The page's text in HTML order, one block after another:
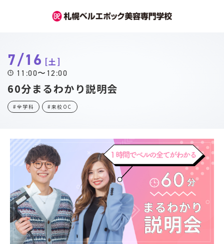
7/16 土
11:00〜12:00
60分まるわかり説明会
#全学科 #来校OC